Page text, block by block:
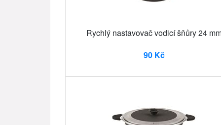
Rychlý nastavovač vodicí šňůry 24
90 Kč